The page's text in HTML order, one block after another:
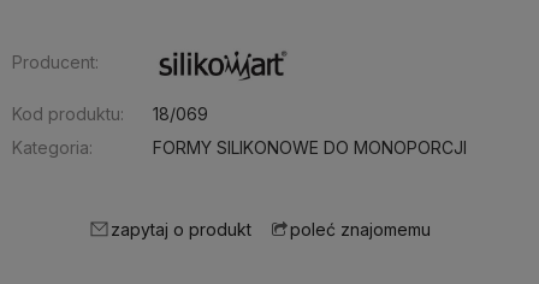
Producent:
Kod produktu:
18/069
Kategoria:
FORMY SILIKONOWE DO MONOPORCJI
zapytaj o produkt poleć znajomemu